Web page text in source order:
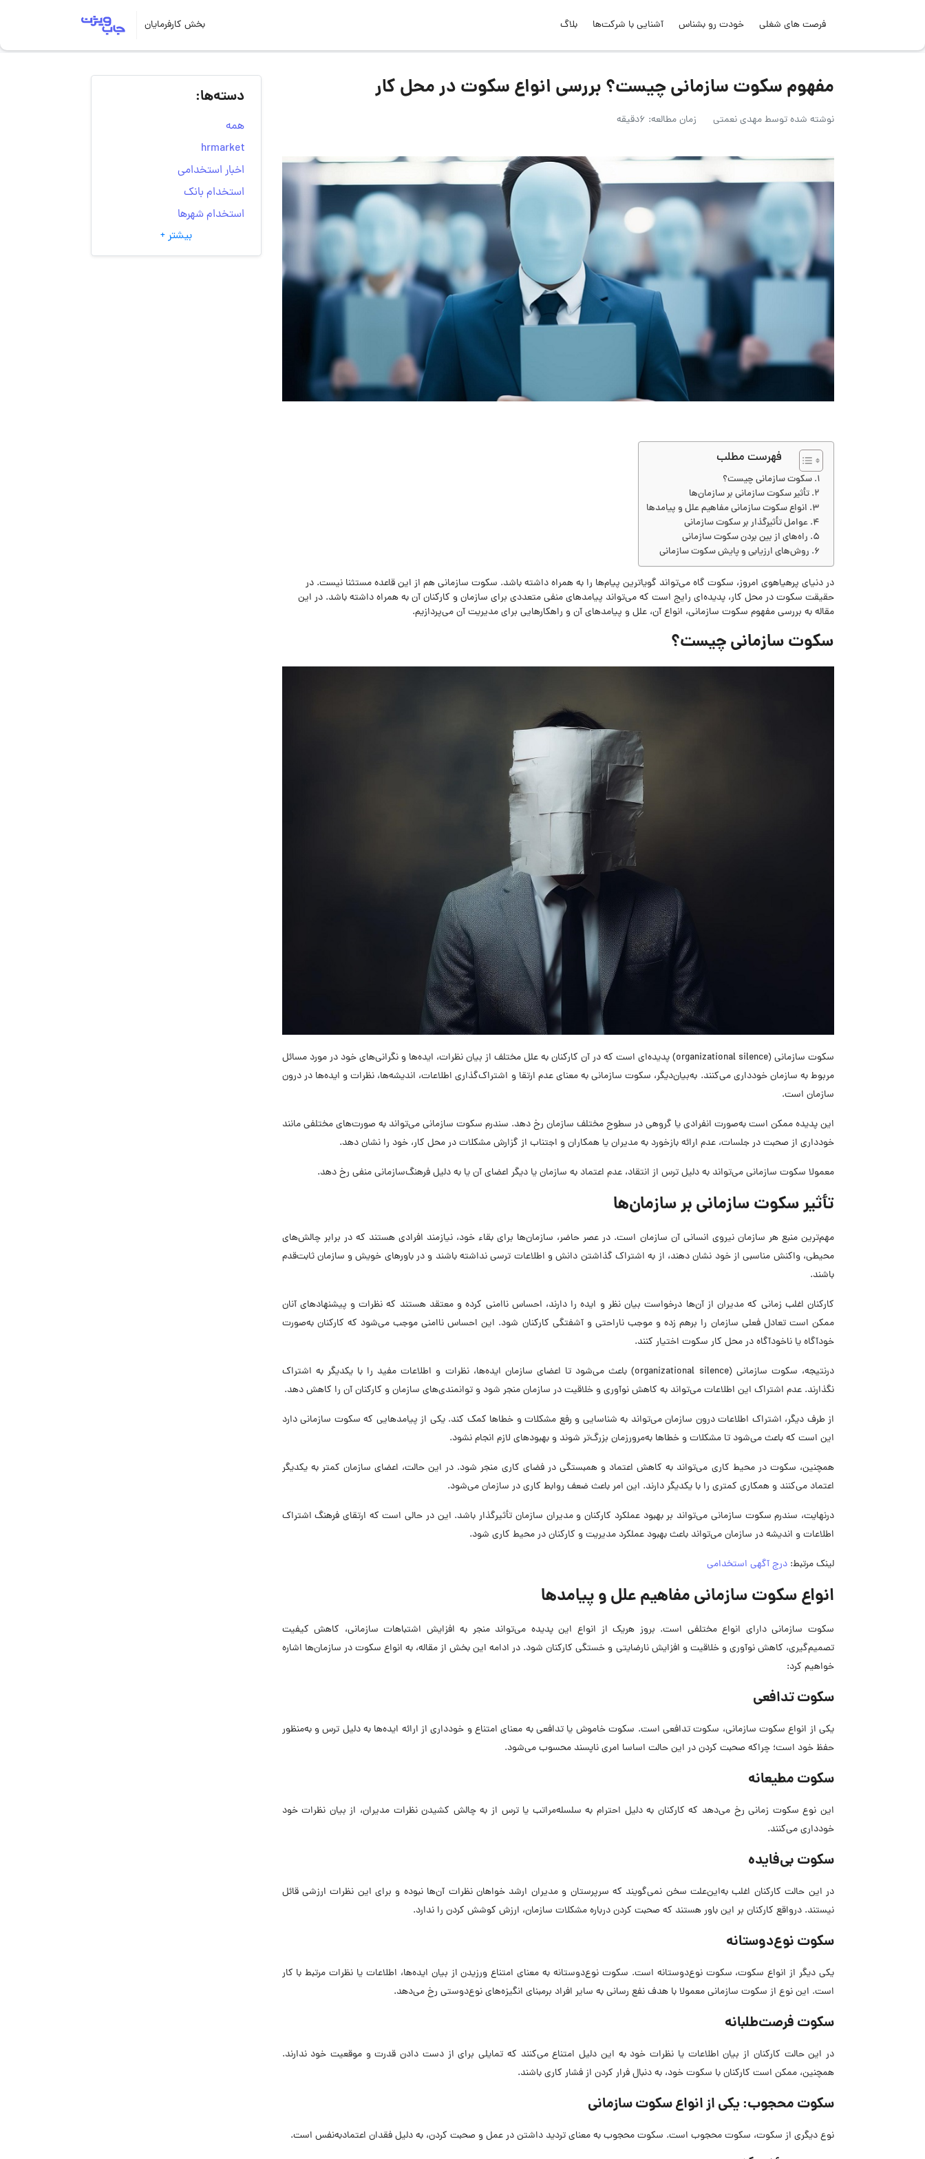
فرصت های شغلی خودت رو بشناس آشنایی با شرکت‌ها بلاگ بخش کارفرمایان
مفهوم سکوت سازمانی چیست؟ بررسی انواع سکوت در محل کار
نوشته شده توسطمهدی نعمتی زمان مطالعه: 6دقیقه
فهرست مطلب
سکوت سازمانی چیست؟
تأثیر سکوت سازمانی بر سازمان‌ها
انواع سکوت سازمانی مفاهیم علل و پیامدها
عوامل تأثیرگذار بر سکوت سازمانی
راه‌های از بین بردن سکوت سازمانی
روش‌های ارزیابی و پایش سکوت سازمانی
در دنیای پرهیاهوی امروز، سکوت گاه می‌تواند گویاترین پیام‌ها را به همراه داشته باشد. سکوت سازمانی هم از این قاعده مستثنا نیست. در
حقیقت سکوت در محل کار، پدیده‌ای رایج است که می‌تواند پیامدهای منفی متعددی برای سازمان و کارکنان آن به همراه داشته باشد. در این
مقاله به بررسی مفهوم سکوت سازمانی، انواع آن، علل و پیامدهای آن و راهکارهایی برای مدیریت آن می‌پردازیم.
سکوت سازمانی چیست؟
سکوت سازمانی (organizational silence) پدیده‌ای است که در آن کارکنان به علل مختلف از بیان نظرات، ایده‌ها و نگرانی‌های خود در مورد مسائل
مربوط به سازمان خودداری می‌کنند. به‌بیان‌دیگر، سکوت سازمانی به معنای عدم ارتقا و اشتراک‌گذاری اطلاعات، اندیشه‌ها، نظرات و ایده‌ها در درون
سازمان است.
این پدیده ممکن است به‌صورت انفرادی یا گروهی در سطوح مختلف سازمان رخ دهد. سندرم سکوت سازمانی می‌تواند به صورت‌های مختلفی مانند
خودداری از صحبت در جلسات، عدم ارائه بازخورد به مدیران یا همکاران و اجتناب از گزارش مشکلات در محل کار، خود را نشان دهد.
معمولا سکوت سازمانی می‌تواند به دلیل ترس از انتقاد، عدم اعتماد به سازمان یا دیگر اعضای آن یا به دلیل فرهنگ‌سازمانی منفی رخ دهد.
تأثیر سکوت سازمانی بر سازمان‌ها
مهم‌ترین منبع هر سازمان نیروی انسانی آن سازمان است. در عصر حاضر، سازمان‌ها برای بقاء خود، نیازمند افرادی هستند که در برابر چالش‌های
محیطی، واکنش مناسبی از خود نشان دهند، از به اشتراک گذاشتن دانش و اطلاعات ترسی نداشته باشند و در باورهای خویش و سازمان ثابت‌قدم
باشند.
کارکنان اغلب زمانی که مدیران از آن‌ها درخواست بیان نظر و ایده‌ را دارند، احساس ناامنی کرده و معتقد هستند که نظرات و پیشنهادهای آنان
ممکن است تعادل فعلی سازمان را برهم زده و موجب ناراحتی و آشفتگی کارکنان شود. این احساس ناامنی موجب می‌شود که کارکنان به‌صورت
خودآگاه یا ناخودآگاه در محل کار سکوت اختیار کنند.
درنتیجه، سکوت سازمانی (organizational silence) باعث می‌شود تا اعضای سازمان ایده‌ها، نظرات و اطلاعات مفید را با یکدیگر به اشتراک
نگذارند. عدم اشتراک این اطلاعات می‌تواند به کاهش نوآوری و خلاقیت در سازمان منجر شود و توانمندی‌های سازمان و کارکنان آن را کاهش دهد.
از طرف دیگر، اشتراک اطلاعات درون سازمان می‌تواند به شناسایی و رفع مشکلات و خطاها کمک کند. یکی از پیامدهایی که سکوت سازمانی دارد
این است که باعث می‌شود تا مشکلات و خطاها به‌مرورزمان بزرگ‌تر شوند و بهبود‌های لازم انجام نشود.
همچنین، سکوت در محیط کاری می‌تواند به کاهش اعتماد و همبستگی در فضای کاری منجر شود. در این حالت، اعضای سازمان کمتر به یکدیگر
اعتماد می‌کنند و همکاری کمتری را با یکدیگر دارند. این امر باعث ضعف روابط کاری در سازمان می‌شود.
درنهایت، سندرم سکوت سازمانی می‌تواند بر بهبود عملکرد کارکنان و مدیران سازمان تأثیرگذار باشد. این در حالی است که ارتقای فرهنگ اشتراک
اطلاعات و اندیشه در سازمان می‌تواند باعث بهبود عملکرد مدیریت و کارکنان در محیط کاری شود.
لینک مرتبط: درج آگهی استخدامی
انواع سکوت سازمانی مفاهیم علل و پیامدها
سکوت سازمانی دارای انواع مختلفی است. بروز هریک از انواع این پدیده می‌تواند منجر به افزایش اشتباهات سازمانی، کاهش کیفیت
تصمیم‌گیری، کاهش نوآوری و خلاقیت و افزایش نارضایتی و خستگی کارکنان شود. در ادامه این بخش از مقاله، به انواع سکوت در سازمان‌ها اشاره
خواهیم کرد:
سکوت تدافعی
یکی از انواع سکوت سازمانی، سکوت تدافعی است. سکوت خاموش یا تدافعی به معنای امتناع و خودداری از ارائه ایده‌ها به دلیل ترس و به‌منظور
حفظ خود است؛ چراکه صحبت کردن در این حالت اساسا امری ناپسند محسوب می‌شود.
سکوت مطیعانه
این نوع سکوت زمانی رخ می‌دهد که کارکنان به دلیل احترام به سلسله‌مراتب یا ترس از به چالش کشیدن نظرات مدیران، از بیان نظرات خود
خودداری می‌کنند.
سکوت بی‌فایده
در این حالت کارکنان اغلب به‌این‌علت سخن نمی‌گویند که سرپرستان و مدیران ارشد خواهان نظرات آن‌ها نبوده و برای این نظرات ارزشی قائل
نیستند. درواقع کارکنان بر این باور هستند که صحبت کردن درباره مشکلات سازمان، ارزش کوشش کردن را ندارد.
‌سکوت نوع‌دوستانه
یکی دیگر از انواع سکوت، سکوت نوع‌دوستانه است. سکوت نوع‌دوستانه به معنای امتناع ورزیدن از بیان ایده‌ها، اطلاعات یا نظرات مرتبط با کار
است. این نوع از سکوت سازمانی معمولا با هدف نفع رسانی به سایر افراد برمبنای انگیزه‌های نوع‌دوستی رخ می‌دهد.
‌سکوت فرصت‌طلبانه
در این حالت کارکنان از بیان اطلاعات یا نظرات خود به این دلیل امتناع می‌کنند که تمایلی برای از دست دادن قدرت و موقعیت خود ندارند.
همچنین، ممکن است کارکنان با سکوت خود، به دنبال فرار کردن از فشار کاری باشند.
سکوت محجوب: یکی از انواع سکوت سازمانی
نوع دیگری از سکوت، سکوت محجوب است. سکوت محجوب به معنای تردید داشتن در عمل و صحبت کردن، به دلیل فقدان اعتمادبه‌نفس است.
دسته‌ها:
همه
hrmarket
اخبار استخدامی
استخدام بانک
استخدام شهرها
انتخاب مسیر شغلی
به‌روزرسانی‌های سایت
بیشتر +